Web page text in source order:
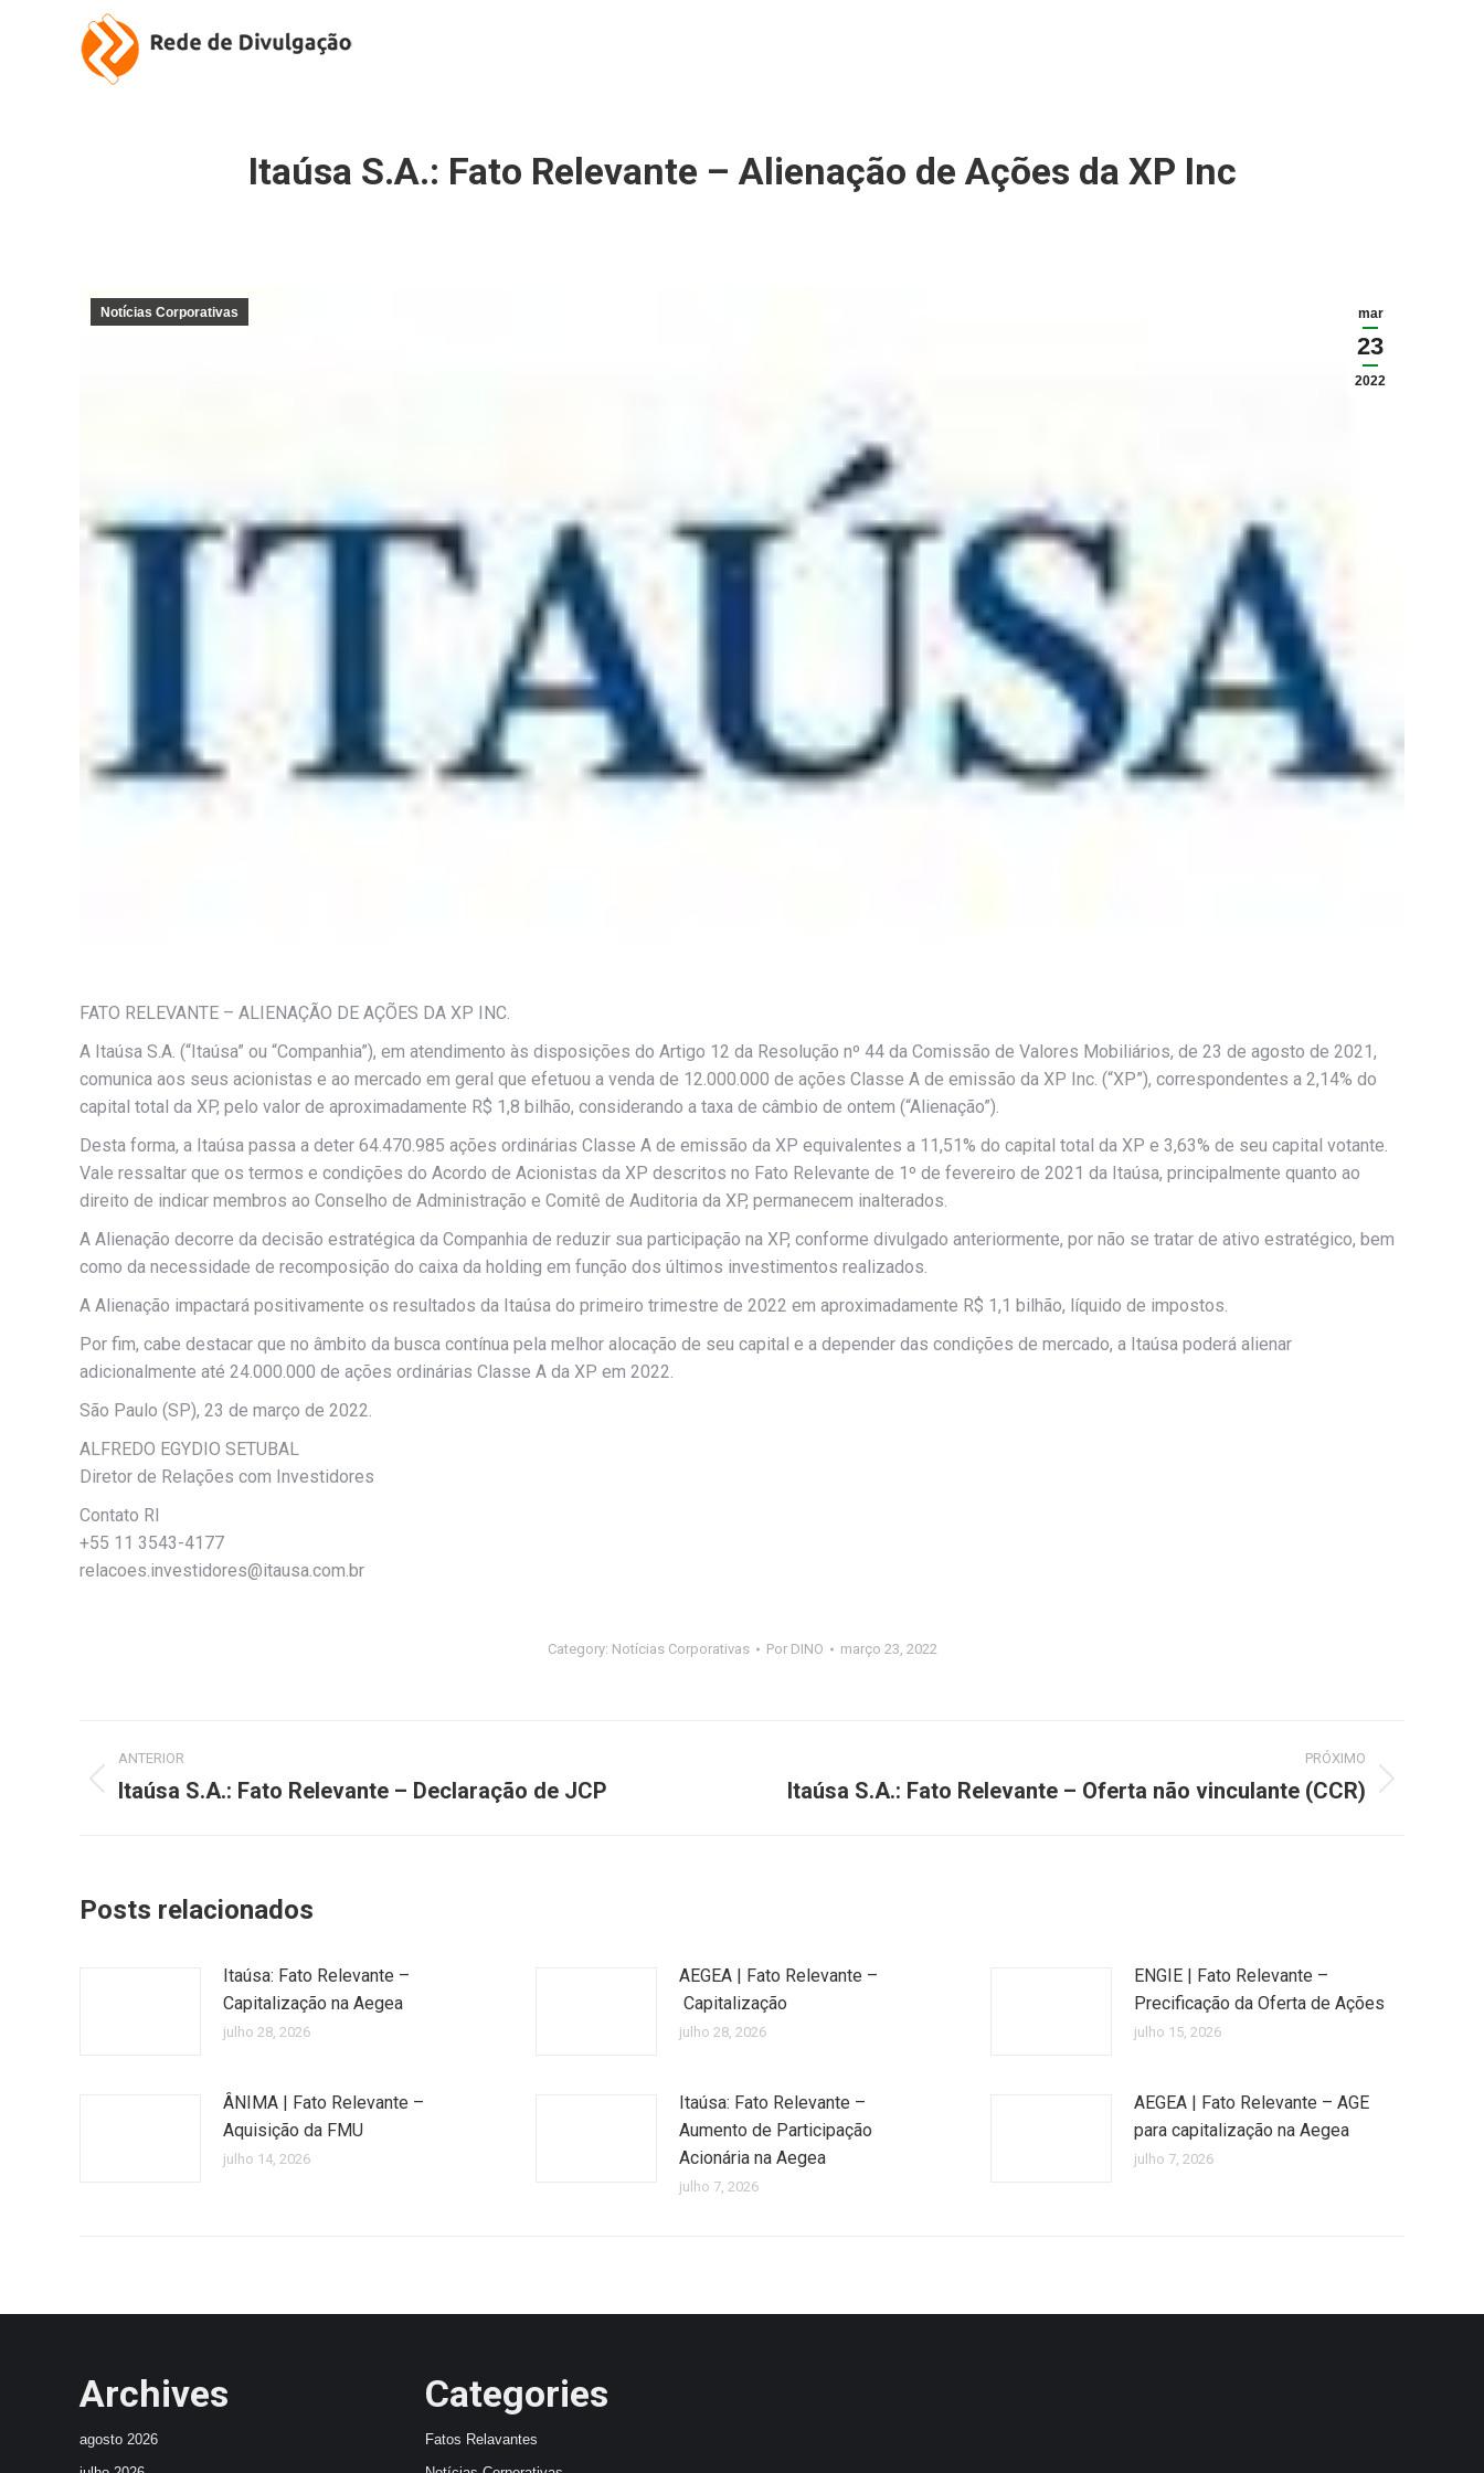
Itaúsa S.A.: Fato Relevante – Alienação de Ações da XP Inc
mar
23
2022
Notícias Corporativas
FATO RELEVANTE – ALIENAÇÃO DE AÇÕES DA XP INC.
A Itaúsa S.A. (“Itaúsa” ou “Companhia”), em atendimento às disposições do Artigo 12 da Resolução nº 44 da Comissão de Valores Mobiliários, de 23 de agosto de 2021,
comunica aos seus acionistas e ao mercado em geral que efetuou a venda de 12.000.000 de ações Classe A de emissão da XP Inc. (“XP”), correspondentes a 2,14% do
capital total da XP, pelo valor de aproximadamente R$ 1,8 bilhão, considerando a taxa de câmbio de ontem (“Alienação”).
Desta forma, a Itaúsa passa a deter 64.470.985 ações ordinárias Classe A de emissão da XP equivalentes a 11,51% do capital total da XP e 3,63% de seu capital votante.
Vale ressaltar que os termos e condições do Acordo de Acionistas da XP descritos no Fato Relevante de 1º de fevereiro de 2021 da Itaúsa, principalmente quanto ao
direito de indicar membros ao Conselho de Administração e Comitê de Auditoria da XP, permanecem inalterados.
A Alienação decorre da decisão estratégica da Companhia de reduzir sua participação na XP, conforme divulgado anteriormente, por não se tratar de ativo estratégico, bem
como da necessidade de recomposição do caixa da holding em função dos últimos investimentos realizados.
A Alienação impactará positivamente os resultados da Itaúsa do primeiro trimestre de 2022 em aproximadamente R$ 1,1 bilhão, líquido de impostos.
Por fim, cabe destacar que no âmbito da busca contínua pela melhor alocação de seu capital e a depender das condições de mercado, a Itaúsa poderá alienar
adicionalmente até 24.000.000 de ações ordinárias Classe A da XP em 2022.
São Paulo (SP), 23 de março de 2022.
ALFREDO EGYDIO SETUBAL
Diretor de Relações com Investidores
Contato RI
+55 11 3543-4177
relacoes.investidores@itausa.com.br
Category: Notícias Corporativas Por DINO março 23, 2022
Navegação
de
ANTERIOR
Post
Itaúsa S.A.: Fato Relevante – Declaração de JCP
PRÓXIMO
Próximo
Itaúsa S.A.: Fato Relevante – Oferta não vinculante (CCR)
Posts relacionados
Itaúsa: Fato Relevante –
Capitalização na Aegea
julho 28, 2026
AEGEA | Fato Relevante –
Capitalização
julho 28, 2026
ENGIE | Fato Relevante –
Precificação da Oferta de Ações
julho 15, 2026
ÂNIMA | Fato Relevante –
Aquisição da FMU
julho 14, 2026
Itaúsa: Fato Relevante –
Aumento de Participação
Acionária na Aegea
julho 7, 2026
AEGEA | Fato Relevante – AGE
para capitalização na Aegea
julho 7, 2026
Archives
agosto 2026
Categories
Fatos Relavantes